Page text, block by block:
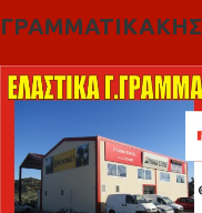
ΓΡΑΜΜΑΤΙΚΑΚΗΣ